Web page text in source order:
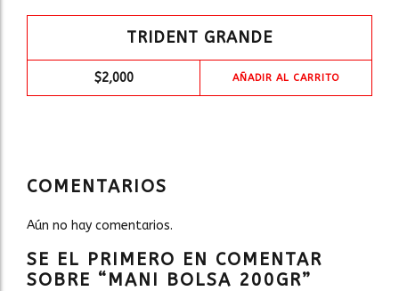
TRIDENT GRANDE
$2,000 AÑADIR AL CARRITO
COMENTARIOS
Aún no hay comentarios.
SE EL PRIMERO EN COMENTAR
SOBRE “MANI BOLSA 200GR”